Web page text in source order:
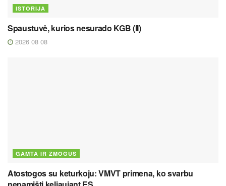
ISTORIJA
Spaustuvė, kurios nesurado KGB (II)
2026 08 08
GAMTA IR ŽMOGUS
Atostogos su keturkoju: VMVT primena, ko svarbu